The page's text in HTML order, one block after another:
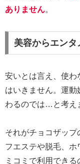
ありません。
美容からエンタ
安いとは言え、使わ
はいきません。運
わるのでは…と考え
それがチョコザッ
フエステや脱毛、ホ
ミコミで利用でき